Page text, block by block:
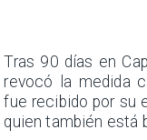
Tras 90 días en
revocó la medida
fue recibido por su
quien también está